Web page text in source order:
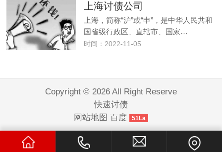
上海讨债公司
上海，简称“沪”或“申”，是中华人民共和
国省级行政区、直辖市、国家…
时间：2022-11-05
Copyright © 2026 All Right Reserve
快速讨债
网站地图
百度 51La